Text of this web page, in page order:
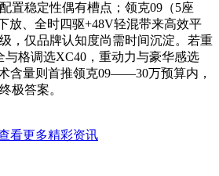
置稳定性偶有槽点；领克09（5座
放、全时四驱+48V轻混带来高效平
，仅品牌认知度尚需时间沉淀。若重
与格调选XC40，重动力与豪华感选
含量则首推领克09——30万预算内，
极答案。
看更多精彩资讯